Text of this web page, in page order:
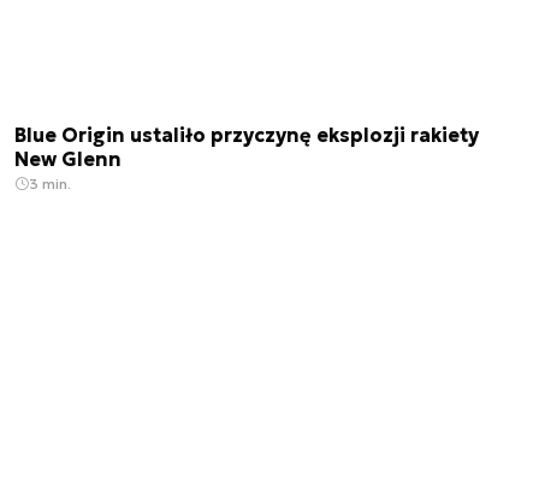
Blue Origin ustaliło przyczynę eksplozji rakiety
New Glenn
3 min.